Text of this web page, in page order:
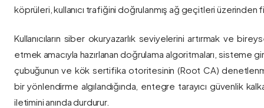
köprüleri, kullanıcı trafiğini doğrulanmış ağ geçitleri üzerinden
Kullanıcıların siber okuryazarlık seviyelerini artırmak ve
etmek amacıyla hazırlanan doğrulama algoritmaları, sisteme
çubuğunun ve kök sertifika otoritesinin (Root CA)
bir yönlendirme algılandığında, entegre tarayıcı güvenlik
iletimini anında durdurur.